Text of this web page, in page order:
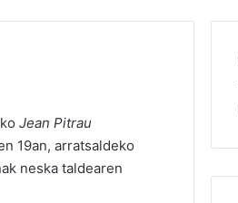
Jean Pitrau
19an, arratsaldeko
neska taldearen